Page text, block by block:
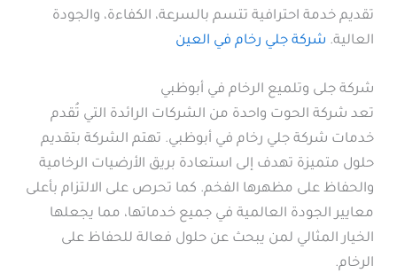
تقديم خدمة احترافية تتسم بالسرعة، الكفاءة، والجودة
العالية. شركة جلي رخام في العين
شركة جلى وتلميع الرخام في أبوظبي
تعد شركة الحوت واحدة من الشركات الرائدة التي تُقدم
خدمات شركة جلي رخام في أبوظبي. تهتم الشركة بتقديم
حلول متميزة تهدف إلى استعادة بريق الأرضيات الرخامية
والحفاظ على مظهرها الفخم. كما تحرص على الالتزام بأعلى
معايير الجودة العالمية في جميع خدماتها، مما يجعلها
الخيار المثالي لمن يبحث عن حلول فعالة للحفاظ على
الرخام.